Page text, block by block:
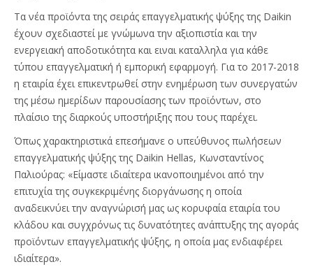
Τα νέα προϊόντα της σειράς επαγγελματικής ψύξης της Daikin
έχουν σχεδιαστεί με γνώμωνα την αξιοπιστία και την
ενεργειακή αποδοτικότητα και ειναι καταλληλα για κάθε
τύπου επαγγελματική ή εμπορική εφαρμογή. Για το 2017-2018
η εταιρία έχει επικεντρωθεί στην ενημέρωση των συνεργατών
της μέσω ημερίδων παρουσίασης των προϊόντων, στο
πλαίσιο της διαρκούς υποστήριξης που τους παρέχει.
Όπως χαρακτηριστικά επεσήμανε ο υπεύθυνος πωλήσεων
επαγγελματικής ψύξης της Daikin Hellas, Κωνσταντίνος
Παλιούρας: «Είμαστε ιδιαίτερα ικανοποιημένοι από την
επιτυχία της συγκεκριμένης διοργάνωσης η οποία
αναδεικνύει την αναγνώρισή μας ως κορυφαία εταιρία του
κλάδου και συγχρόνως τις δυνατότητες ανάπτυξης της αγοράς
προϊόντων επαγγελματικής ψύξης, η οποία μας ενδιαφέρει
ιδιαίτερα».